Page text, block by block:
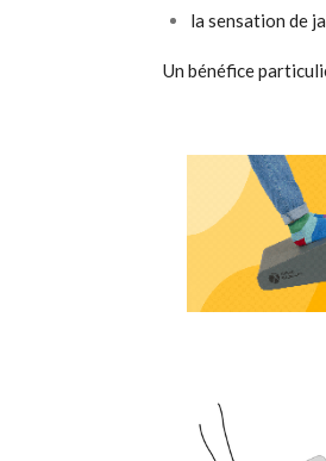
la sensation de
Un bénéfice